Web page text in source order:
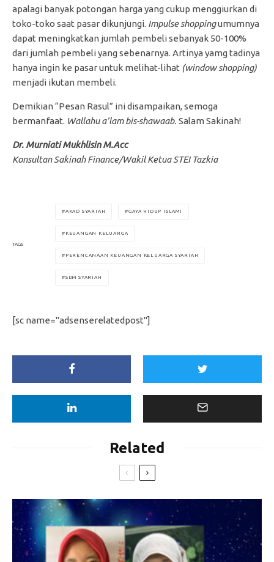
apalagi banyak potongan harga yang cukup menggiurkan di
toko-toko saat pasar dikunjungi. Impulse shoppingumumnya
dapat meningkatkan jumlah pembeli sebanyak 50-100%
dari jumlah pembeli yang sebenarnya. Artinya yamg tadinya
hanya ingin ke pasar untuk melihat-lihat (window shopping)
menjadi ikutan membeli.
Demikian “Pesan Rasul” ini disampaikan, semoga
bermanfaat. Wallahu a’lam bis-shawaab. Salam Sakinah!
Dr. Murniati Mukhlisin M.Acc
Konsultan Sakinah Finance/Wakil Ketua STEI Tazkia
TAGS
AKAD SYARIAH GAYA HIDUP ISLAMI
KEUANGAN KELUARGA
PERENCANAAN KEUANGAN KELUARGA SYARIAH
SDM SYARIAH
[sc name="adsenserelatedpost"]
Related